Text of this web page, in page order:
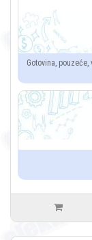
Gotovina,